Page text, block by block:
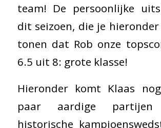
team! De persoonlijke
dit seizoen, die je
tonen dat Rob onze
6.5 uit 8: grote klasse!
Hieronder komt Klaas
paar aardige
historische